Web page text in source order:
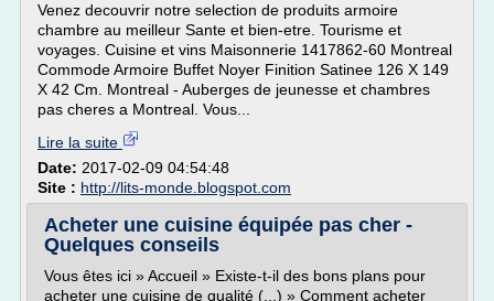
Venez decouvrir notre selection de produits armoire
chambre au meilleur Sante et bien-etre. Tourisme et
voyages. Cuisine et vins Maisonnerie 1417862-60 Montreal
Commode Armoire Buffet Noyer Finition Satinee 126 X 149
X 42 Cm. Montreal - Auberges de jeunesse et chambres
pas cheres a Montreal. Vous...
Lire la suite
Date: 2017-02-09 04:54:48
Site : http://lits-monde.blogspot.com
Acheter une cuisine équipée pas cher -
Quelques conseils
Vous êtes ici » Accueil » Existe-t-il des bons plans pour
acheter une cuisine de qualité (...) » Comment acheter